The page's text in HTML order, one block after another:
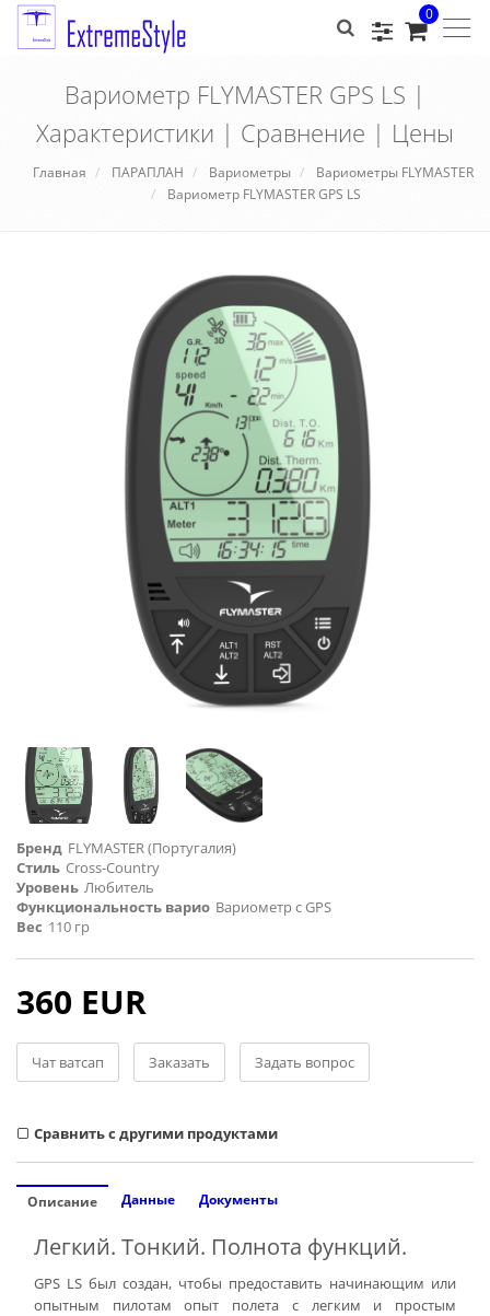
0
Вариометр FLYMASTER GPS LS |
Характеристики | Сравнение | Цены
Главная ПАРАПЛАН Вариометры
Вариометры FLYMASTER
Вариометр FLYMASTER GPS LS
Бренд FLYMASTER (Португалия)
Стиль Cross-Country
Уровень Любитель
Функциональность варио Вариометр с GPS
Вес 110 гр
360 EUR
Чат ватсап Заказать Задать вопрос
Cравнить с другими продуктами
Описание Данные Документы
Легкий. Тонкий. Полнота функций.
GPS LS был создан, чтобы предоставить начинающим или
опытным пилотам опыт полета с легким и простым